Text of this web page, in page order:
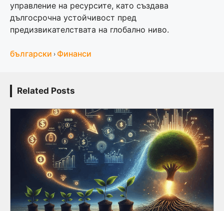
управление на ресурсите, като създава
дългосрочна устойчивост пред
предизвикателствата на глобално ниво.
български › Финанси
Related Posts